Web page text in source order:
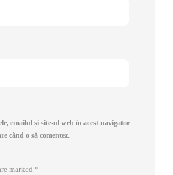
emailul și site-ul web în acest navigator
când o să comentez.
marked *